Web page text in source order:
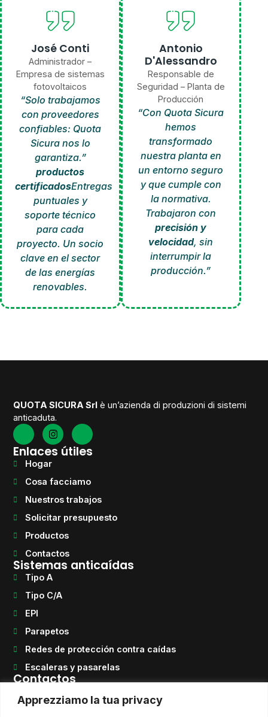
Apprezziamo la tua privacy
José Conti
Administrador –
Empresa de sistemas
fotovoltaicos
“Solo trabajamos
con proveedores
confiables: Quota
Sicura nos lo
garantiza.”
productos
certificadosEntregas
puntuales y
soporte técnico
para cada
proyecto. Un socio
clave en el sector
de las energías
renovables.
Antonio
D'Alessandro
Responsable de
Seguridad – Planta de
Producción
“Con Quota Sicura
hemos
transformado
nuestra planta en
un entorno seguro
y que cumple con
la normativa.
Trabajaron con
precisión y
velocidad, sin
interrumpir la
producción.”
QUOTA SICURA Srl è un’azienda di produzioni di sistemi
anticaduta.
Enlaces útiles
Hogar
Cosa facciamo
Nuestros trabajos
Solicitar presupuesto
Productos
Contactos
Sistemas anticaídas
Tipo A
Tipo C/A
EPI
Parapetos
Redes de protección contra caídas
Escaleras y pasarelas
Contactos
+39 0922 464054